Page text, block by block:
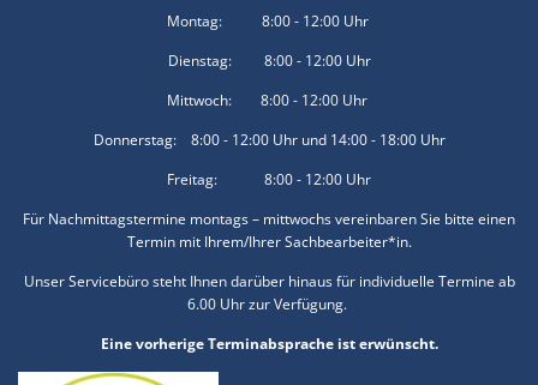
Montag: 8:00 - 12:00 Uhr
Dienstag: 8:00 - 12:00 Uhr
Mittwoch: 8:00 - 12:00 Uhr
Donnerstag: 8:00 - 12:00 Uhr und 14:00 - 18:00 Uhr
Freitag: 8:00 - 12:00 Uhr
Für Nachmittagstermine montags – mittwochs vereinbaren Sie bitte einen
Termin mit Ihrem/Ihrer Sachbearbeiter*in.
Unser Servicebüro steht Ihnen darüber hinaus für individuelle Termine ab
6.00 Uhr zur Verfügung.
Eine vorherige Terminabsprache ist erwünscht.